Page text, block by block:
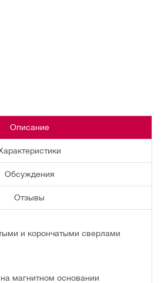
Описание
Обсуждения
Отзывы
и корончатыми сверлами
магнитном основании